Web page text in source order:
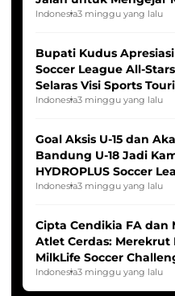
Indonesia Putri
Indonesia3 minggu yang lalu
Bupati Kudus Apresiasi
Soccer League All-
Selaras Visi Sports
Indonesia3 minggu yang lalu
Goal Aksis U-15 dan
Bandung U-18 Jadi
HYDROPLUS Soccer
2025/2026
Indonesia3 minggu yang lalu
Cipta Cendikia FA dan
Atlet Cerdas: Merekrut
MilkLife Soccer
HYDROPLUS Soccer
Indonesia3 minggu yang lalu